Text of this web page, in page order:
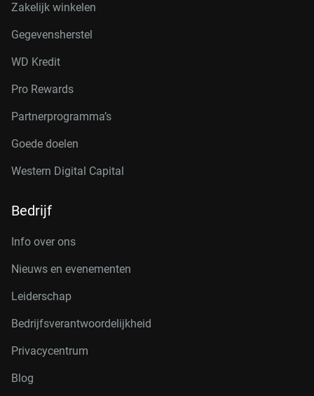
Zakelijk winkelen
Gegevensherstel
WD Kredit
Pro Rewards
Partnerprogramma’s
Goede doelen
Western Digital Capital
Bedrijf
Info over ons
Nieuws en evenementen
Leiderschap
Bedrijfsverantwoordelijkheid
Privacycentrum
Blog